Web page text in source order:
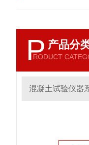
P 产品分
RODUCT
混凝土试验仪器